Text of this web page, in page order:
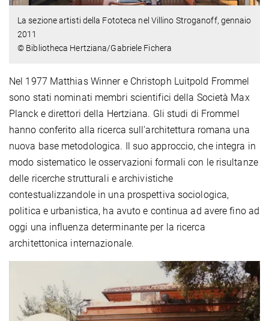
La sezione artisti della Fototeca nel Villino Stroganoff, gennaio
2011
© Bibliotheca Hertziana/Gabriele Fichera
Nel 1977 Matthias Winner e Christoph Luitpold Frommel
sono stati nominati membri scientifici della Società Max
Planck e direttori della Hertziana. Gli studi di Frommel
hanno conferito alla ricerca sull'architettura romana una
nuova base metodologica. Il suo approccio, che integra in
modo sistematico le osservazioni formali con le risultanze
delle ricerche strutturali e archivistiche
contestualizzandole in una prospettiva sociologica,
politica e urbanistica, ha avuto e continua ad avere fino ad
oggi una influenza determinante per la ricerca
architettonica internazionale.